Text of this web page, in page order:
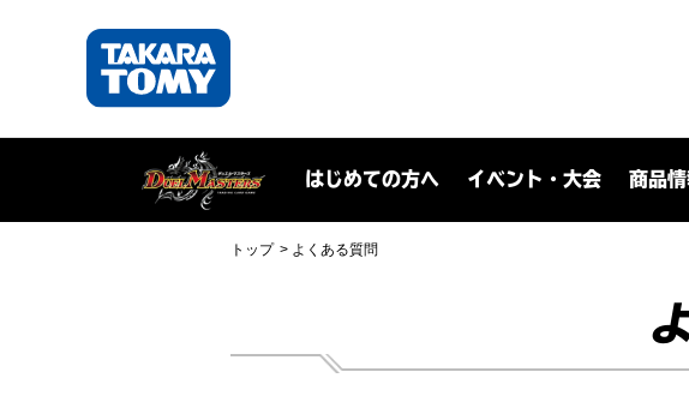
はじめての方へ イベント・大会 商品
トップ よくある質問